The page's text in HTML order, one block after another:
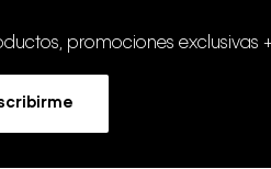
promociones exclusivas